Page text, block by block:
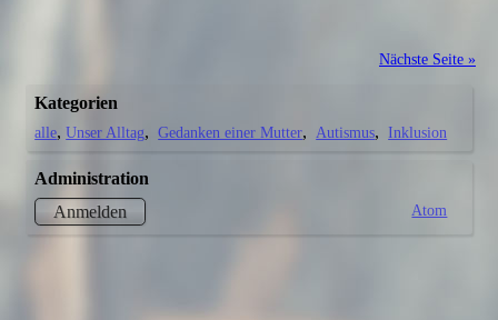
Nächste Seite »
Kategorien
alle Unser Alltag Gedanken einer Mutter Autismus Inklusion
Administration
Anmelden
Atom